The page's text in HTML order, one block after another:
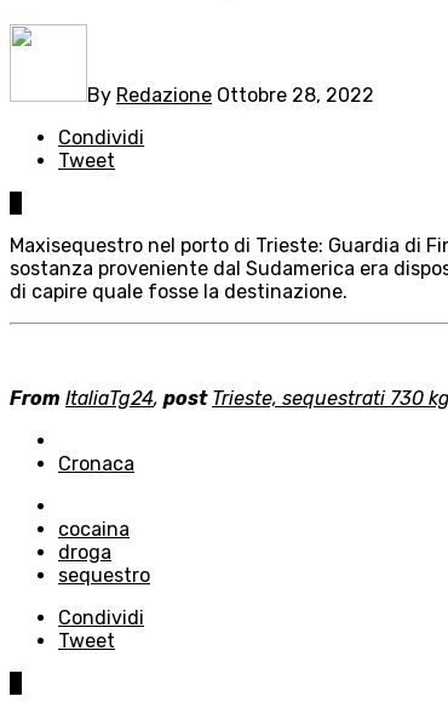
By Redazione Ottobre 28, 2022
Condividi
Tweet
Maxisequestro nel porto di Trieste: Guardia di
sostanza proveniente dal Sudamerica era
di capire quale fosse la destinazione.
From ItaliaTg24, post Trieste, sequestrati 730
in
Cronaca
with
cocaina
droga
sequestro
Condividi
Tweet